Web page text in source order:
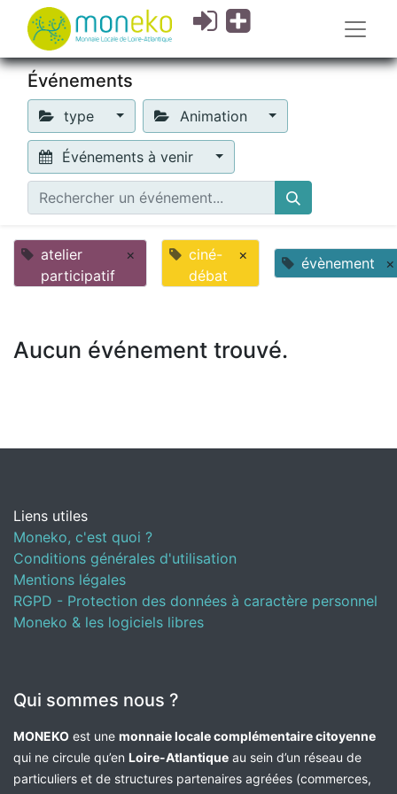
Événements
type Animation
Événements à venir
atelier
participatif
×
ciné-
débat
× évènement ×
Aucun événement trouvé.
Liens utiles
Moneko, c'est quoi ?
Conditions générales d'utilisation
Mentions légales
RGPD - Protection des données à caractère personnel
Moneko & les logiciels libres
Qui sommes nous ?
MONEKO est une monnaie locale complémentaire citoyenne
qui ne circule qu’en Loire-Atlantique au sein d’un réseau de
particuliers et de structures partenaires agréées (commerces,